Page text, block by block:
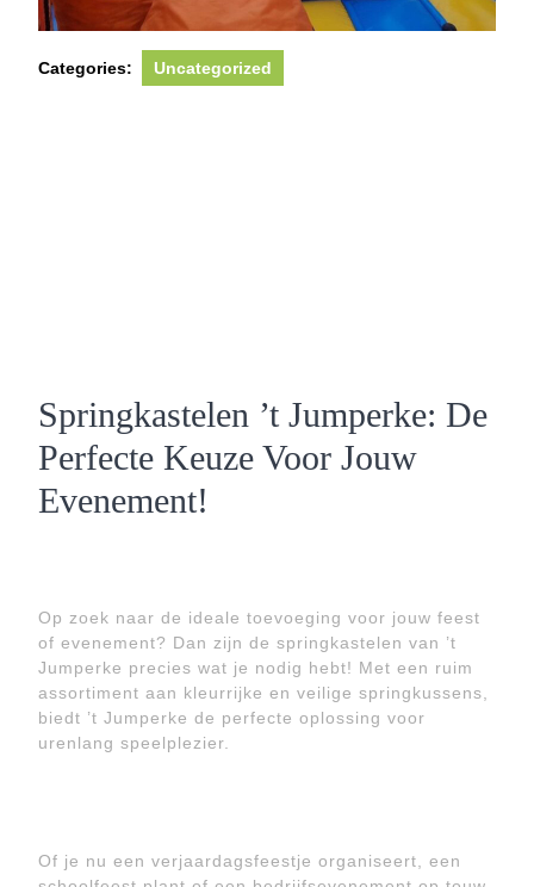
Categories: Uncategorized
Springkastelen ’t Jumperke: De
Perfecte Keuze Voor Jouw
Evenement!
Op zoek naar de ideale toevoeging voor jouw feest
of evenement? Dan zijn de springkastelen van ’t
Jumperke precies wat je nodig hebt! Met een ruim
assortiment aan kleurrijke en veilige springkussens,
biedt ’t Jumperke de perfecte oplossing voor
urenlang speelplezier.
Of je nu een verjaardagsfeestje organiseert, een